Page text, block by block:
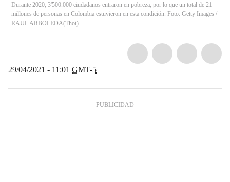
Durante 2020, 3'500.000 ciudadanos entraron en pobreza, por lo que un total de 21
millones de personas en Colombia estuvieron en esta condición. Foto: Getty Images /
RAUL ARBOLEDA(Thot)
29/04/2021 - 11:01 GMT-5